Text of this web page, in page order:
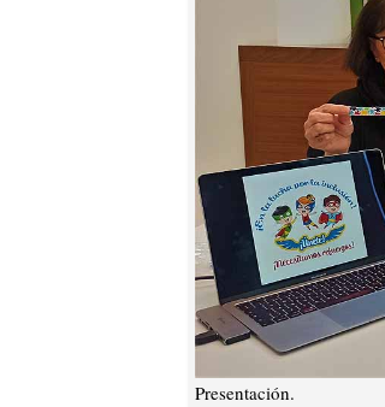
Presentación.